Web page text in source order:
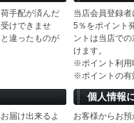
手配が済んだ
けできませ
違ったものが
当店会員登録
5％をポイント
ントは当店で
けます。
※ポイント利用
※ポイントの有
届け出来るよ
個人情報
お客様からお